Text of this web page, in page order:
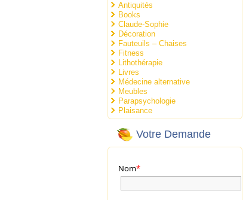
Antiquités
Books
Claude-Sophie
Décoration
Fauteuils – Chaises
Fitness
Lithothérapie
Livres
Médecine alternative
Meubles
Parapsychologie
Plaisance
Votre Demande
Nom*